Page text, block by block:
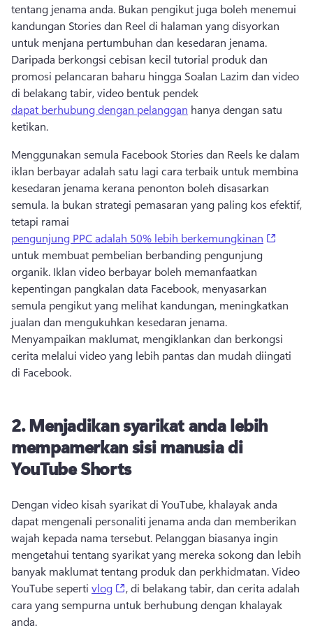
tentang jenama anda. Bukan pengikut juga boleh menemui
kandungan Stories dan Reel di halaman yang disyorkan
untuk menjana pertumbuhan dan kesedaran jenama.
Daripada berkongsi cebisan kecil tutorial produk dan
promosi pelancaran baharu hingga Soalan Lazim dan video
di belakang tabir, video bentuk pendek
dapat berhubung dengan pelanggan hanya dengan satu
ketikan.
Menggunakan semula Facebook Stories dan Reels ke dalam
iklan berbayar adalah satu lagi cara terbaik untuk membina
kesedaran jenama kerana penonton boleh disasarkan
semula. Ia bukan strategi pemasaran yang paling kos efektif,
tetapi ramai
pengunjung PPC adalah 50% lebih berkemungkinan
untuk membuat pembelian berbanding pengunjung
organik. Iklan video berbayar boleh memanfaatkan
kepentingan pangkalan data Facebook, menyasarkan
semula pengikut yang melihat kandungan, meningkatkan
jualan dan mengukuhkan kesedaran jenama.
Menyampaikan maklumat, mengiklankan dan berkongsi
cerita melalui video yang lebih pantas dan mudah diingati
di Facebook.
2. Menjadikan syarikat anda lebih
mempamerkan sisi manusia di
YouTube Shorts
Dengan video kisah syarikat di YouTube, khalayak anda
dapat mengenali personaliti jenama anda dan memberikan
wajah kepada nama tersebut. Pelanggan biasanya ingin
mengetahui tentang syarikat yang mereka sokong dan lebih
banyak maklumat tentang produk dan perkhidmatan. Video
YouTube seperti vlog (opens in a new tab)
, di belakang tabir, dan cerita adalah
cara yang sempurna untuk berhubung dengan khalayak
anda.